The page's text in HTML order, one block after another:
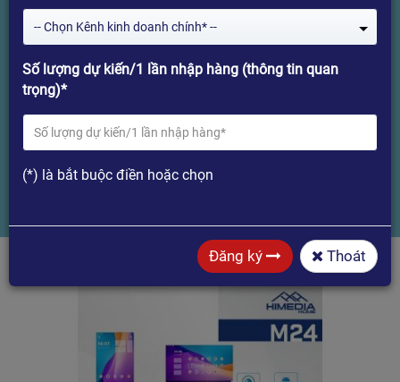
ANDROID 12, WEBCAM 8MPX,
TÍCH HỢP PIN 8000MAH, BH 12
THÁNG."
Home
24INCH, IPS, RAM 4G+128G, ANDROID 12, WEBCAM 8MPX, TÍCH
-- Chọn Kênh kinh doanh chính* --
Số lượng dự kiến/1 lần nhập hàng (thông tin quan
trọng)*
(*) là bắt buộc điền hoặc chọn
Đăng ký Thoát